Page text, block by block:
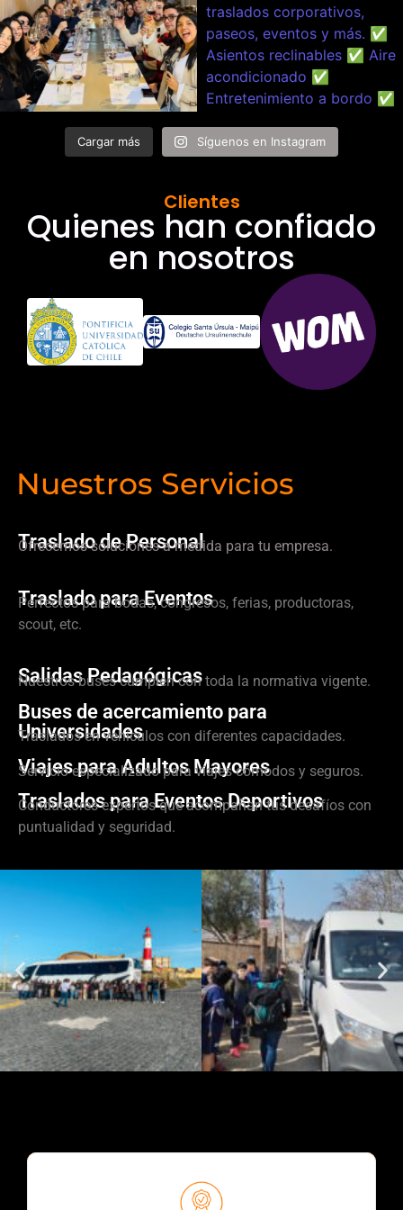
Cargar más Síguenos en Instagram
Clientes
Quienes han confiado
en nosotros
Nuestros Servicios
Traslado de Personal
Ofrecemos soluciones a medida para tu empresa.
Traslado para Eventos
Perfectos para bodas, congresos, ferias, productoras,
scout, etc.
Salidas Pedagógicas
Nuestros buses cumplen con toda la normativa vigente.
Buses de acercamiento para
Universidades
Traslados en vehículos con diferentes capacidades.
Viajes para Adultos Mayores
Servicio especializado para viajes cómodos y seguros.
Traslados para Eventos Deportivos
Conductores expertos que acompañan tus desafíos con
puntualidad y seguridad.